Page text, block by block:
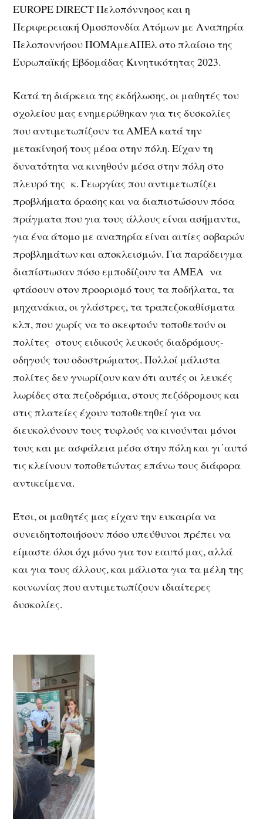
EUROPE DIRECT Πελοπόννησος και η
Περιφερειακή Ομοσπονδία Ατόμων με Αναπηρία
Πελοποννήσου ΠΟΜΑμεΑΠΕλ στο πλαίσιο της
Ευρωπαϊκής Εβδομάδας Κινητικότητας 2023.
Κατά τη διάρκεια της εκδήλωσης, οι μαθητές του
σχολείου μας ενημερώθηκαν για τις δυσκολίες
που αντιμετωπίζουν τα ΑΜΕΑ κατά την
μετακίνησή τους μέσα στην πόλη. Είχαν τη
δυνατότητα να κινηθούν μέσα στην πόλη στο
πλευρό της κ. Γεωργίας που αντιμετωπίζει
προβλήματα όρασης και να διαπιστώσουν πόσα
πράγματα που για τους άλλους είναι ασήμαντα,
για ένα άτομο με αναπηρία είναι αιτίες σοβαρών
προβλημάτων και αποκλεισμών. Για παράδειγμα
διαπίστωσαν πόσο εμποδίζουν τα ΑΜΕΑ να
φτάσουν στον προορισμό τους τα ποδήλατα, τα
μηχανάκια, οι γλάστρες, τα τραπεζοκαθίσματα
κλπ, που χωρίς να το σκεφτούν τοποθετούν οι
πολίτες στους ειδικούς λευκούς διαδρόμους-
οδηγούς του οδοστρώματος. Πολλοί μάλιστα
πολίτες δεν γνωρίζουν καν ότι αυτές οι λευκές
λωρίδες στα πεζοδρόμια, στους πεζόδρομους και
στις πλατείες έχουν τοποθετηθεί για να
διευκολύνουν τους τυφλούς να κινούνται μόνοι
τους και με ασφάλεια μέσα στην πόλη και γι΄αυτό
τις κλείνουν τοποθετώντας επάνω τους διάφορα
αντικείμενα.
Έτσι, οι μαθητές μας είχαν την ευκαιρία να
συνειδητοποιήσουν πόσο υπεύθυνοι πρέπει να
είμαστε όλοι όχι μόνο για τον εαυτό μας, αλλά
και για τους άλλους, και μάλιστα για τα μέλη της
κοινωνίας που αντιμετωπίζουν ιδιαίτερες
δυσκολίες.